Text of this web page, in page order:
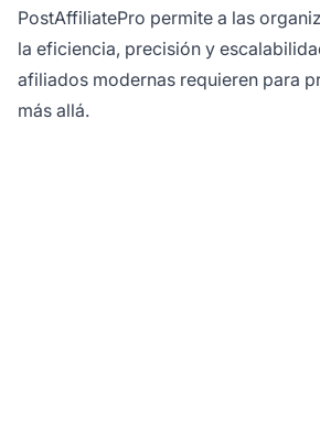
PostAffiliatePro permite a las
la eficiencia, precisión y
afiliados modernas requieren para
más allá.